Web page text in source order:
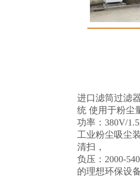
进口滤筒过滤
统 使用于粉尘
功率：380V/
工业粉尘吸尘
清扫，
负压：2000-
的理想环保设